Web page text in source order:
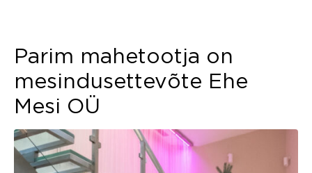
Parim mahetootja on
mesindusettevõte Ehe
Mesi OÜ